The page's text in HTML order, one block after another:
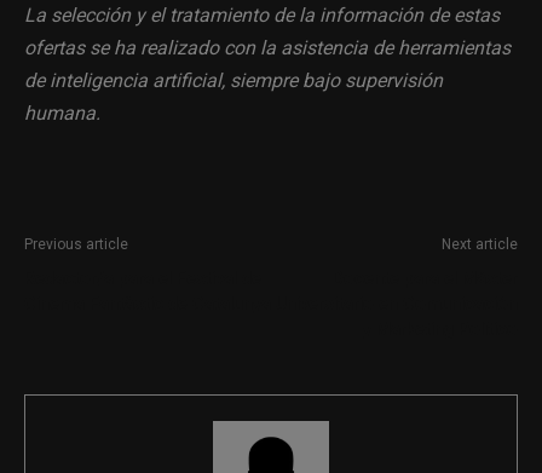
La selección y el tratamiento de la información de estas
ofertas se ha realizado con la asistencia de herramientas
de inteligencia artificial, siempre bajo supervisión
humana.
Previous article Next article